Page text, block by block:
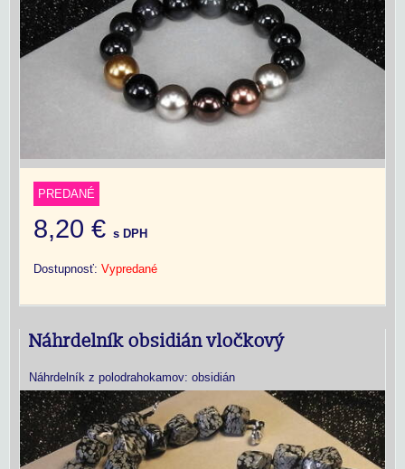
PREDANÉ
8,20 € s DPH
Dostupnosť: Vypredané
Náhrdelník obsidián vločkový
Náhrdelník z polodrahokamov: obsidián